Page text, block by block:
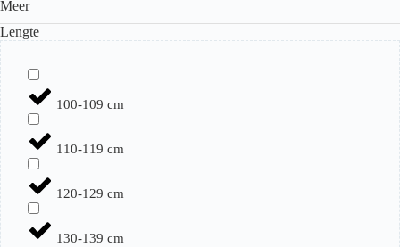
Meer
Lengte
100-109 cm
110-119 cm
120-129 cm
130-139 cm